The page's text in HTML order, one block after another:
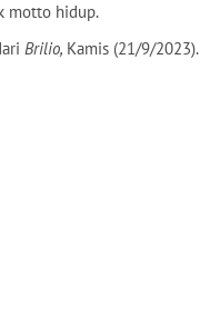
motto hidup.
Brilio, Kamis (21/9/2023).